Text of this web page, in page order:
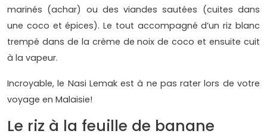
marinés (achar) ou des viandes sautées (cuites dans
une coco et épices). Le tout accompagné d’un riz blanc
trempé dans de la crème de noix de coco et ensuite cuit
à la vapeur.
Incroyable, le Nasi Lemak est à ne pas rater lors de votre
voyage en Malaisie!
Le riz à la feuille de banane